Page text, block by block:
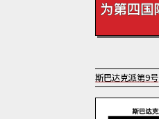
斯巴达克派第9号